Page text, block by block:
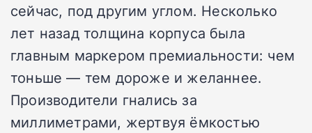
сейчас, под другим углом. Несколько
лет назад толщина корпуса была
главным маркером премиальности: чем
тоньше — тем дороже и желаннее.
Производители гнались за
миллиметрами, жертвуя ёмкостью